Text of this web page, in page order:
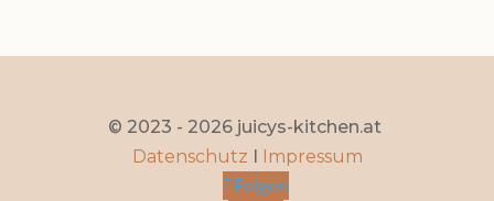
© 2023 - 2026 juicys-kitchen.at
Datenschutz
Impressum
Folgen